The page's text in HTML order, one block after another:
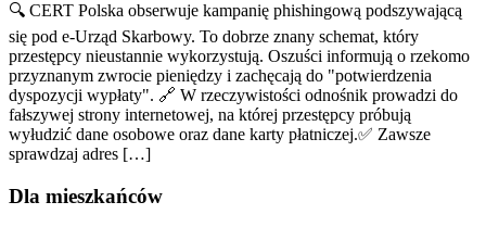
🔍 CERT Polska obserwuje kampanię phishingową podszywającą
się pod e-Urząd Skarbowy. To dobrze znany schemat, który
przestępcy nieustannie wykorzystują. Oszuści informują o rzekomo
przyznanym zwrocie pieniędzy i zachęcają do "potwierdzenia
dyspozycji wypłaty". 🔗 W rzeczywistości odnośnik prowadzi do
fałszywej strony internetowej, na której przestępcy próbują
wyłudzić dane osobowe oraz dane karty płatniczej.✅ Zawsze
sprawdzaj adres […]
Dla mieszkańców